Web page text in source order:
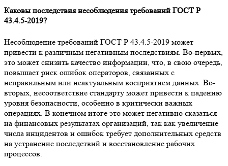
Каковы последствия несоблюдения требований ГОСТ Р
43.4.5-2019?
Несоблюдение требований ГОСТ Р 43.4.5-2019 может
привести к различным негативным последствиям. Во-первых,
это может снизить качество информации, что, в свою очередь,
повышает риск ошибок операторов, связанных с
неправильным или неактуальным восприятием данных. Во-
вторых, несоответствие стандарту может привести к падению
уровня безопасности, особенно в критически важных
операциях. В конечном итоге это может негативно сказаться
на финансовых результатах организаций, так как увеличение
числа инцидентов и ошибок требует дополнительных средств
на устранение последствий и восстановление рабочих
процессов.